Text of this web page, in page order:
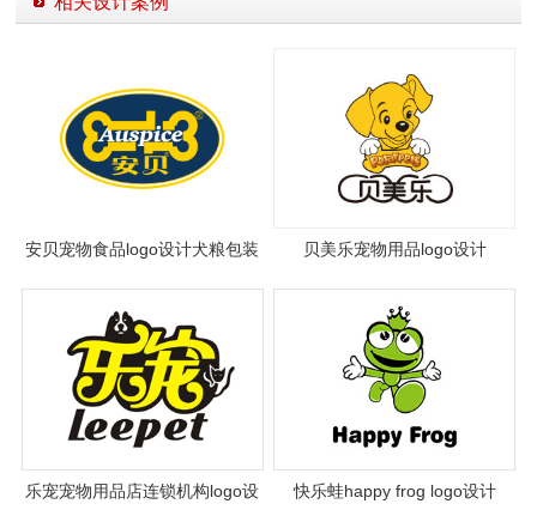
安贝宠物食品logo设计犬粮包装
贝美乐宠物用品logo设计
乐宠宠物用品店连锁机构logo设
快乐蛙happy frog logo设计